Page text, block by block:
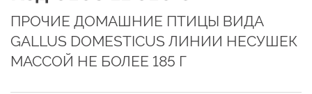
ПРОЧИЕ ДОМАШНИЕ ПТИЦЫ ВИДА
GALLUS DOMESTICUS ЛИНИИ НЕСУШЕК
МАССОЙ НЕ БОЛЕЕ 185 Г